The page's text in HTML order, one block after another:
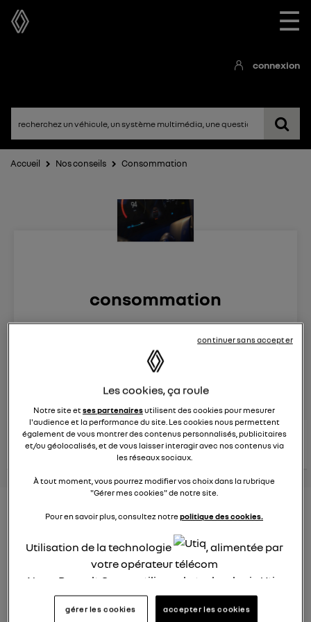
☰
connexion
Accueil Nos conseils Consommation
consommation
12:51
Véhicules
posez une question
conseils Renault
consultez les
conseils
similaires
voir tous les
conseils
Consommation carburant
26 janvier 2022 à 12:50
Bonjour
Les cookies, ça roule
Notre site etses partenairesutilisent des cookies pour mesurer
l'audience et la performance du site. Les cookies nous permettent
également de vous montrer des contenus personnalisés, publicitaires
et/ou géolocalisés, et de vous laisser interagir avec nos contenus via
les réseaux sociaux.
À tout moment, vous pourrez modifier vos choix dans la rubrique
"Gérer mes cookies" de notre site.
Pour en savoir plus, consultez notrepolitique des cookies.
Utilisation de la technologie
, alimentée par
votre opérateur télécom
Nous, Renault Group, utilisons la technologie Utiq
pour nos activités digitales (telles que décrites
dans cette notice de consentement) et liées à
gérer les cookies accepter les cookies
continuer sans accepter